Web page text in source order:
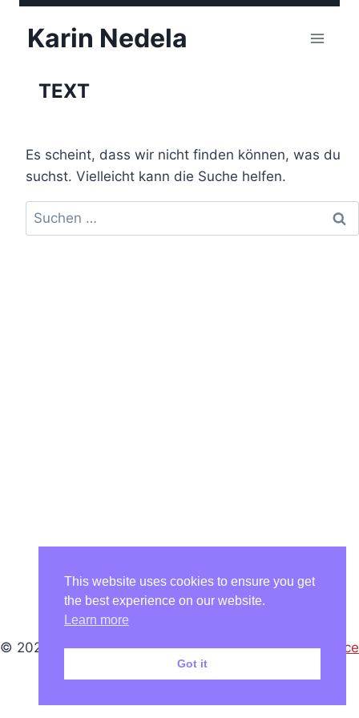
Zum
Inhalt
springenKarin Nedela
TEXT
Es scheint, dass wir nicht finden können, was du
suchst. Vielleicht kann die Suche helfen.
Suchen
nach:
© 2026 Karin Nedela - WordPress Theme vonKadence
WP
This website uses cookies to ensure you get
the best experience on our website.
Learn more
Got it